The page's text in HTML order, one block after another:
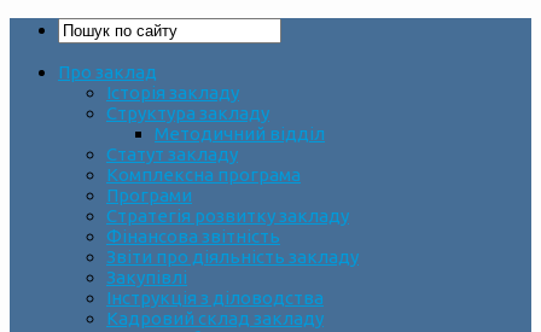
Про заклад
Історія закладу
Структура закладу
Методичний відділ
Статут закладу
Комплексна програма
Програми
Стратегія розвитку закладу
Фінансова звітність
Звіти про діяльність закладу
Закупівлі
Інструкція з діловодства
Кадровий склад закладу